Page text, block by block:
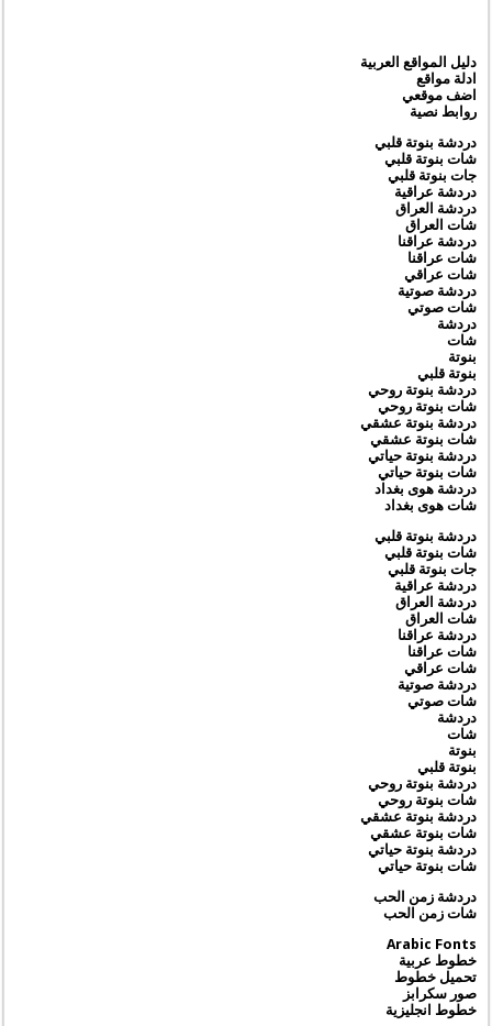
دليل المواقع العربية
ادلة مواقع
اضف موقعي
روابط نصية
دردشة بنوتة قلبي
شات بنوتة قلبي
جات بنوتة قلبي
دردشة عراقية
دردشة العراق
شات العراق
دردشة عراقنا
شات عراقنا
شات عراقي
دردشة صوتية
شات صوتي
دردشة
شات
بنوتة
بنوتة قلبي
دردشة بنوتة روحي
شات بنوتة روحي
دردشة بنوتة عشقي
شات بنوتة عشقي
دردشة بنوتة حياتي
شات بنوتة حياتي
دردشة هوى بغداد
شات هوى بغداد
دردشة بنوتة قلبي
شات بنوتة قلبي
جات بنوتة قلبي
دردشة عراقية
دردشة العراق
شات العراق
دردشة عراقنا
شات عراقنا
شات عراقي
دردشة صوتية
شات صوتي
دردشة
شات
بنوتة
بنوتة قلبي
دردشة بنوتة روحي
شات بنوتة روحي
دردشة بنوتة عشقي
شات بنوتة عشقي
دردشة بنوتة حياتي
شات بنوتة حياتي
دردشة زمن الحب
شات زمن الحب
Arabic Fonts
خطوط عربية
تحميل خطوط
صور سكرابز
خطوط انجليزية